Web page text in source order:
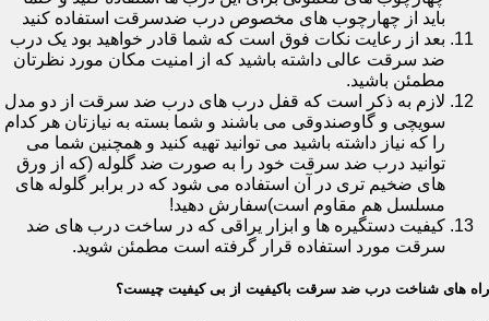
باید از چهارچوب های مخصوص درب ضدسرقت استفاده کنید
بعد از رعایت نکات فوق است که شما قادر خواهید بود یک درب
ضد سرقت عالی داشته باشید که از امنیت مکان مورد نظرتان
مطمئن باشید.
لازم به ذکر است که قفل درب های درب ضد سرقت از دو مدل
سویچی و گاوصندوقی می باشند و شما بسته به نیازتان هر کدام
را که نیاز داشته باشید می توانید تهیه کنید و همچنین شما می
توانید درب ضد سرقت خود را به صورت ضد گلوله (که از ورق
های ضخیم تری در آن استفاده می شود که در برابر گلوله های
مسلسل هم مقاوم است)سفارش دهید!
کیفیت دستگیره ها و ابزار یراقی که در ساخت درب های ضد
سرقت مورد استفاده قرار گرفته است مطمئن شوید.
راه های شناخت درب ضد سرقت باکیفیت از بی کیفیت چیست؟